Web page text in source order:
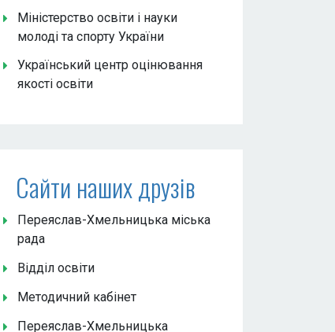
Міністерство освіти і науки
молоді та спорту України
Український центр оцінювання
якості освіти
Сайти наших друзів
Переяслав-Хмельницька міська
рада
Відділ освіти
Методичний кабінет
Переяслав-Хмельницька